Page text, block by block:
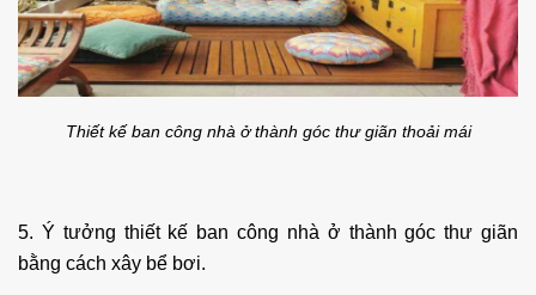
Thiết kế ban công nhà ở thành góc thư giãn thoải mái
5. Ý tưởng thiết kế ban công nhà ở thành góc thư giãn
bằng cách xây bể bơi.